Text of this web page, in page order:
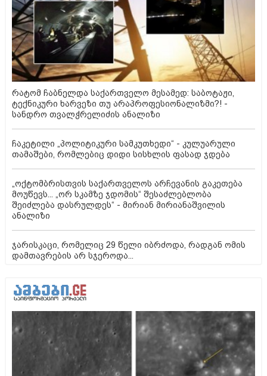
რატომ ჩაბნელდა საქართველო მესამედ: საბოტაჟი,
ტექნიკური ხარვეზი თუ არაპროფესიონალიზმი?! -
სანდრო თვალჭრელიძის ანალიზი
ჩაკეტილი „პოლიტიკური სამკუთხედი“ - კულუარული
თამაშები, რომლებიც დიდი სისხლის ფასად ჯდება
„ოქტომბრისთვის საქართველოს არჩევანის გაკეთება
მოუწევს... „ორ სკამზე ჯდომის“ შესაძლებლობა
შეიძლება დასრულდეს“ - მირიან მირიანაშვილის
ანალიზი
ჯარისკაცი, რომელიც 29 წელი იბრძოდა, რადგან ომის
დამთავრების არ სჯეროდა...